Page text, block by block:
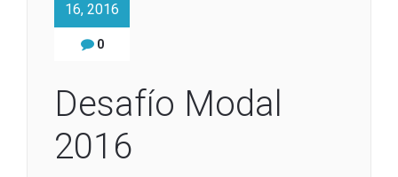
16, 2016
0
Desafío Modal
2016